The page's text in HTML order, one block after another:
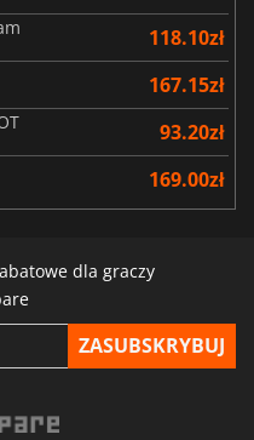
118.10zł
167.15zł
93.20zł
169.00zł
dla graczy